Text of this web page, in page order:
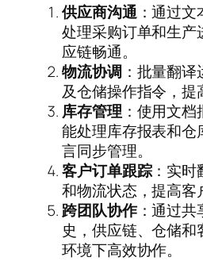
供应商沟通：通过文
处理采购订单和生产
应链畅通。
物流协调 ：批量翻
及仓储操作指令，提
库存管理 ：使用文
能处理库存报表和仓
言同步管理。
客户订单跟踪：实时
和物流状态，提高客
跨团队协作：通过共
史，供应链、仓储
环境下高效协作。